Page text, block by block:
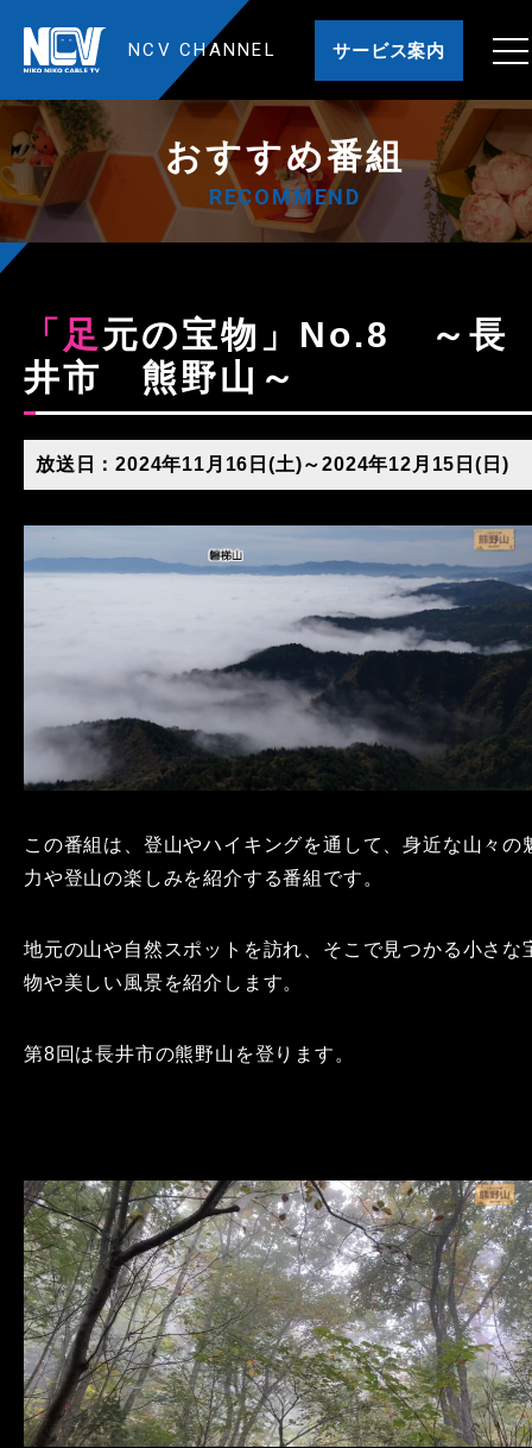
NCV CHANNEL サービス案内
おすすめ番組
RECOMMEND
「足元の宝物」No.8 ～長
井市 熊野山～
放送日：2024年11月16日(土)～2024年12月15日(日)
この番組は、登山やハイキングを通して、身近な山々の
力や登山の楽しみを紹介する番組です。
地元の山や自然スポットを訪れ、そこで見つかる小さな
物や美しい風景を紹介します。
第8回は長井市の熊野山を登ります。